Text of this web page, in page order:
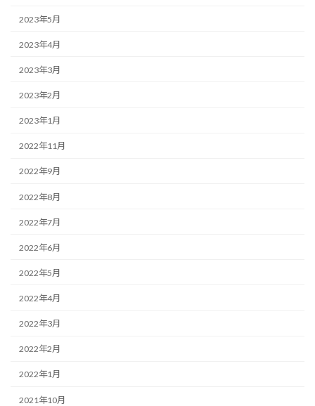
2023年5月
2023年4月
2023年3月
2023年2月
2023年1月
2022年11月
2022年9月
2022年8月
2022年7月
2022年6月
2022年5月
2022年4月
2022年3月
2022年2月
2022年1月
2021年10月